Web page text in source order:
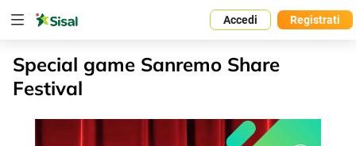
Accedi Registrati
Special game Sanremo Share
Festival